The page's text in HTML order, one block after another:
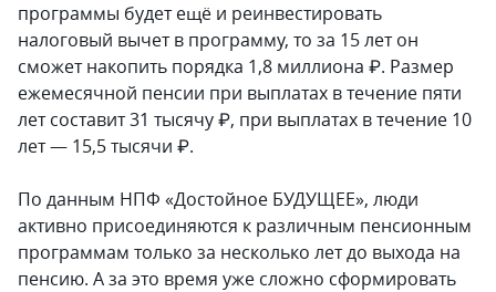
программы будет ещё и реинвестировать
налоговый вычет в программу, то за 15 лет он
сможет накопить порядка 1,8 миллиона ₽. Размер
ежемесячной пенсии при выплатах в течение пяти
лет составит 31 тысячу ₽, при выплатах в течение 10
лет — 15,5 тысячи ₽.
По данным НПФ «Достойное БУДУЩЕЕ», люди
активно присоединяются к различным пенсионным
программам только за несколько лет до выхода на
пенсию. А за это время уже сложно сформировать